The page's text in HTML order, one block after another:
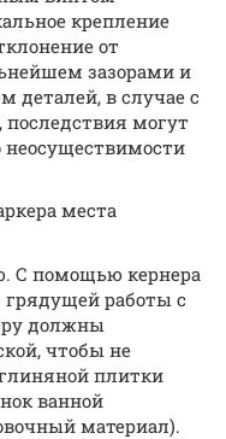
крепление
от
зазорами и
деталей, в случае с
могут
места
С помощью кернера
работы с
должны
чтобы не
плитки
ванной
материал).